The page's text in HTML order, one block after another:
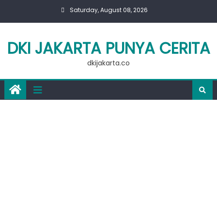
Saturday, August 08, 2026
DKI JAKARTA PUNYA CERITA
dkijakarta.co